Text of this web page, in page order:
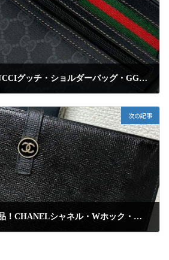
一福久留米店にてGUCCIグッチ・ショルダーバッグ・GGスプリーム・シェリーラインを高額買取しました
次の記事
一福久留米店にて美品！CHANELシャネル・Wホック・箱付き・ココマーク・長財布を高額査定にて買取りしました